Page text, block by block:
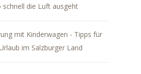
schnell die Luft ausgeht
mit Kinderwagen - Tipps für
im Salzburger Land